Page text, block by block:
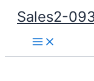
Nhảy
dung
Sales2-
Main
Menu